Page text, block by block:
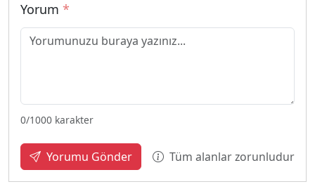
Yorum *
0/1000 karakter
Yorumu Gönder Tüm alanlar zorunludur